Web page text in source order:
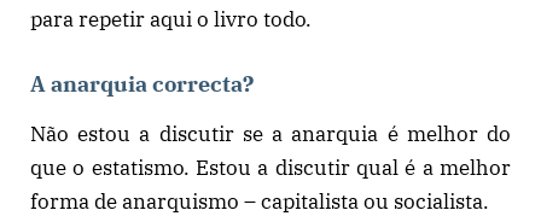
para repetir aqui o livro todo.
A anarquia correcta?
Não estou a discutir se a anarquia é melhor do
que o estatismo. Estou a discutir qual é a melhor
forma de anarquismo – capitalista ou socialista.